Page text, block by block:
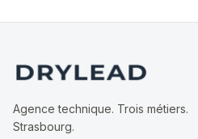
Agence technique. Trois métiers.
Strasbourg.